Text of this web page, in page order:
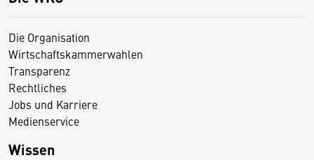
Die Organisation
Wirtschaftskammerwahlen
Transparenz
Rechtliches
Jobs und Karriere
Medienservice
Wissen